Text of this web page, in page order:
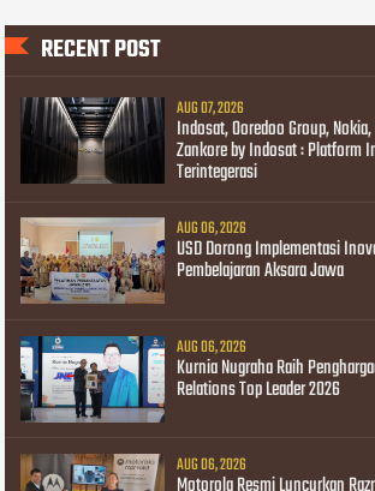
RECENT POST
AUG 07, 2026
Indosat, Ooredoo Group,
Zankore by Indosat : Platform
Terintegerasi
AUG 06, 2026
USD Dorong Implementasi
Pembelajaran Aksara Jawa
AUG 06, 2026
Kurnia Nugraha Raih
Relations Top Leader 2026
AUG 06, 2026